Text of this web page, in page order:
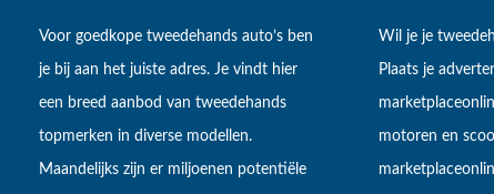
Voor goedkope tweedehands auto’s ben
je bij aan het juiste adres. Je vindt hier
een breed aanbod van tweedehands
topmerken in diverse modellen.
Maandelijks zijn er miljoenen potentiële
Wil je je
Plaats je
motoren en